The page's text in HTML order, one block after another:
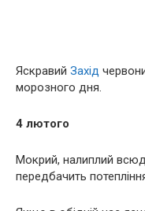
Яскравий Захід
морозного дня.
4 лютого
Мокрий, налиплий
передбачить